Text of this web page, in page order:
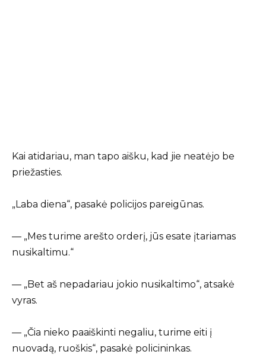
Kai atidariau, man tapo aišku, kad jie neatėjo be
priežasties.
„Laba diena“, pasakė policijos pareigūnas.
— „Mes turime arešto orderį, jūs esate įtariamas
nusikaltimu.“
— „Bet aš nepadariau jokio nusikaltimo“, atsakė
vyras.
— „Čia nieko paaiškinti negaliu, turime eiti į
nuovadą, ruoškis“, pasakė policininkas.